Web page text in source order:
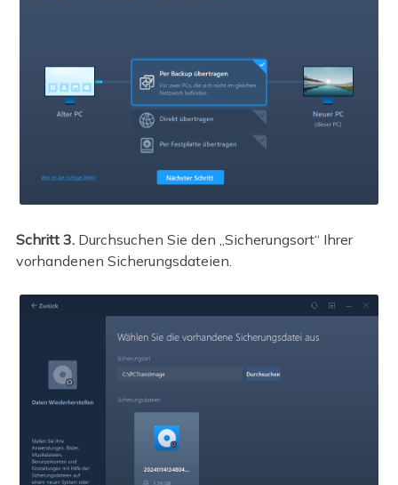
Schritt 3. Durchsuchen Sie den „Sicherungsort“ Ihrer
vorhandenen Sicherungsdateien.